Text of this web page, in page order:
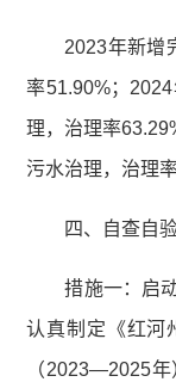
2023年新增
率51.90%；
理，治理率
污水治理，治理
四、自查自
措施一：启
认真制定《红河
（2023—2025